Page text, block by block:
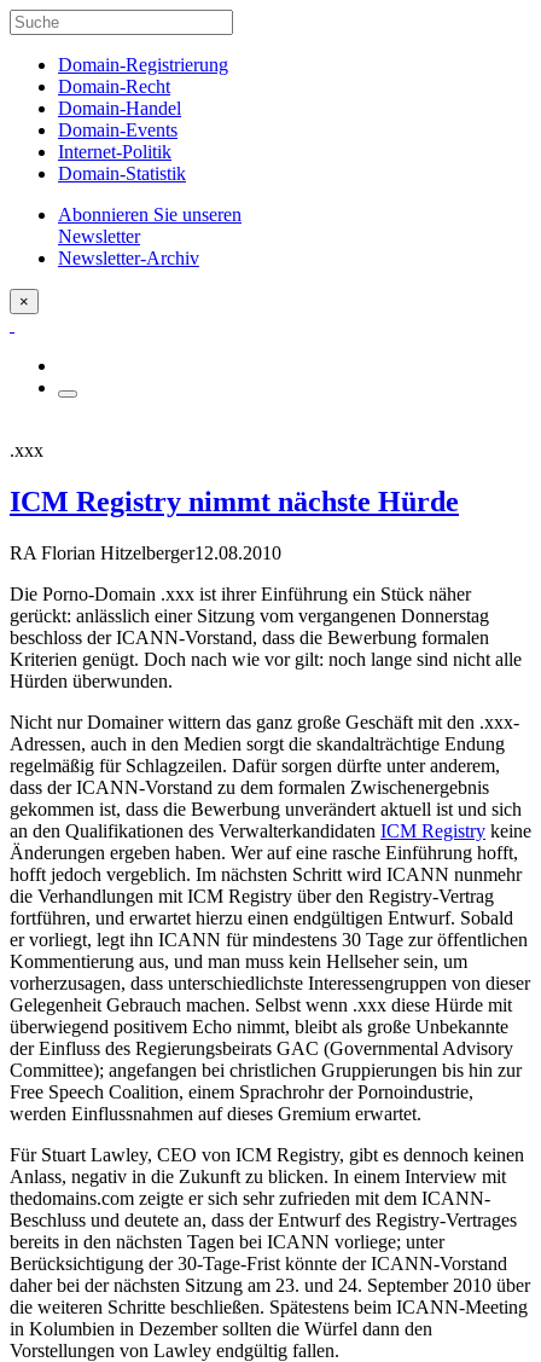
Domain-Registrierung
Domain-Recht
Domain-Handel
Domain-Events
Internet-Politik
Domain-Statistik
Abonnieren Sie unseren
Newsletter
Newsletter-Archiv
×
.xxx
ICM Registry nimmt nächste Hürde
RA Florian Hitzelberger12.08.2010
Die Porno-Domain .xxx ist ihrer Einführung ein Stück näher
gerückt: anlässlich einer Sitzung vom vergangenen Donnerstag
beschloss der ICANN-Vorstand, dass die Bewerbung formalen
Kriterien genügt. Doch nach wie vor gilt: noch lange sind nicht alle
Hürden überwunden.
Nicht nur Domainer wittern das ganz große Geschäft mit den .xxx-
Adressen, auch in den Medien sorgt die skandalträchtige Endung
regelmäßig für Schlagzeilen. Dafür sorgen dürfte unter anderem,
dass der ICANN-Vorstand zu dem formalen Zwischenergebnis
gekommen ist, dass die Bewerbung unverändert aktuell ist und sich
an den Qualifikationen des Verwalterkandidaten ICM Registry keine
Änderungen ergeben haben. Wer auf eine rasche Einführung hofft,
hofft jedoch vergeblich. Im nächsten Schritt wird ICANN nunmehr
die Verhandlungen mit ICM Registry über den Registry-Vertrag
fortführen, und erwartet hierzu einen endgültigen Entwurf. Sobald
er vorliegt, legt ihn ICANN für mindestens 30 Tage zur öffentlichen
Kommentierung aus, und man muss kein Hellseher sein, um
vorherzusagen, dass unterschiedlichste Interessengruppen von dieser
Gelegenheit Gebrauch machen. Selbst wenn .xxx diese Hürde mit
überwiegend positivem Echo nimmt, bleibt als große Unbekannte
der Einfluss des Regierungsbeirats GAC (Governmental Advisory
Committee); angefangen bei christlichen Gruppierungen bis hin zur
Free Speech Coalition, einem Sprachrohr der Pornoindustrie,
werden Einflussnahmen auf dieses Gremium erwartet.
Für Stuart Lawley, CEO von ICM Registry, gibt es dennoch keinen
Anlass, negativ in die Zukunft zu blicken. In einem Interview mit
thedomains.com zeigte er sich sehr zufrieden mit dem ICANN-
Beschluss und deutete an, dass der Entwurf des Registry-Vertrages
bereits in den nächsten Tagen bei ICANN vorliege; unter
Berücksichtigung der 30-Tage-Frist könnte der ICANN-Vorstand
daher bei der nächsten Sitzung am 23. und 24. September 2010 über
die weiteren Schritte beschließen. Spätestens beim ICANN-Meeting
in Kolumbien in Dezember sollten die Würfel dann den
Vorstellungen von Lawley endgültig fallen.